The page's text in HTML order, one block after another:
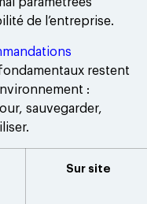
paramétrées
de l’entreprise.
restent
:
sauvegarder,
Sur site